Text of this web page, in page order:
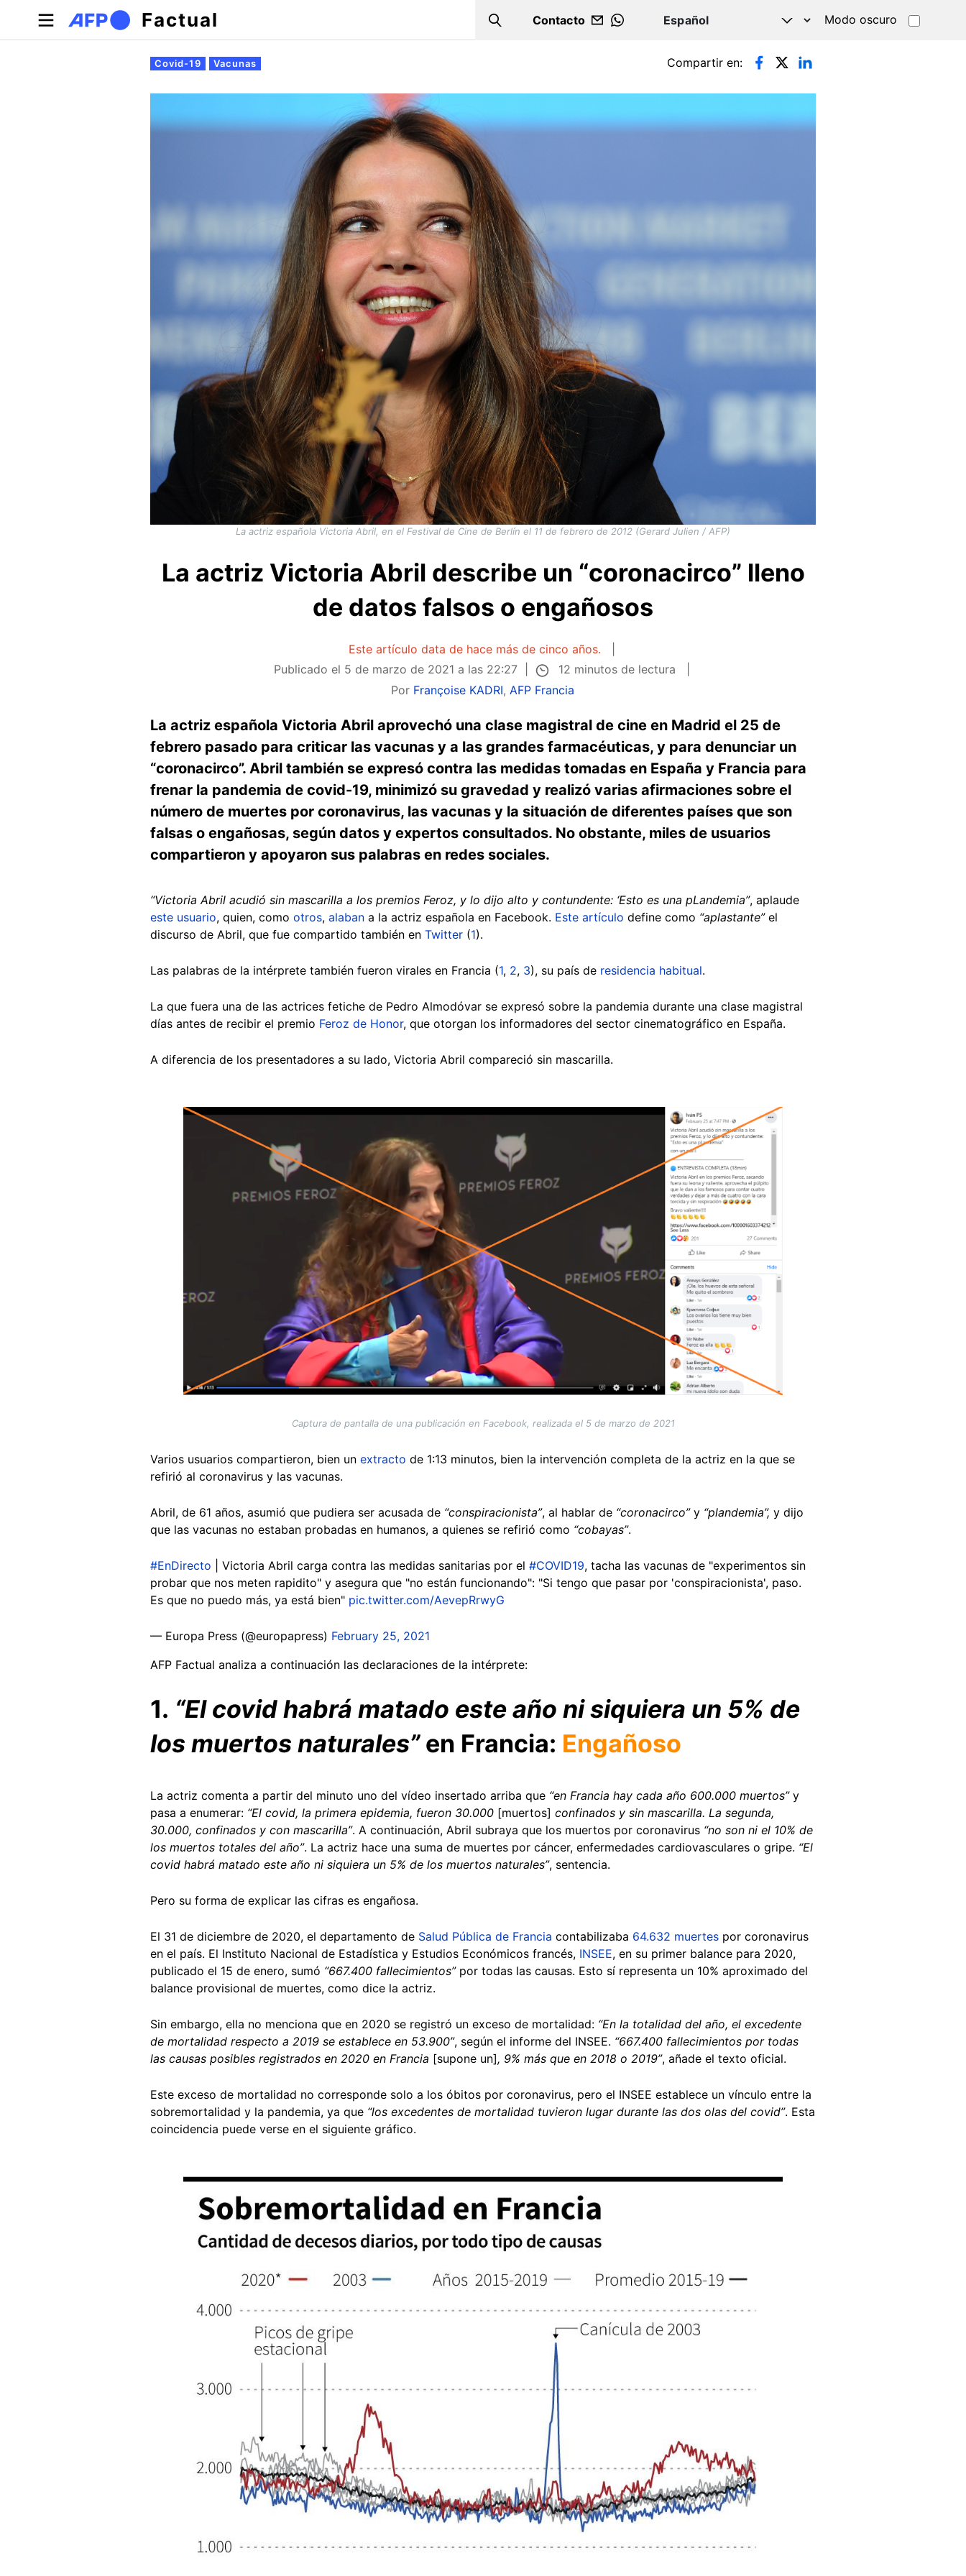
Pasar al contenido principal
Factual Search
Contacto
WHATSAPP
Modo oscuro
Solapas principales
Covid-19 Vacunas Compartir en:
La actriz española Victoria Abril, en el Festival de Cine de Berlín el 11 de febrero de 2012 (Gerard Julien / AFP)
La actriz Victoria Abril describe un “coronacirco” lleno
de datos falsos o engañosos
Este artículo data de hace más de cinco años.
Publicado el 5 de marzo de 2021 a las 22:27
12 minutos de lectura
Por Françoise KADRI, AFP Francia
La actriz española Victoria Abril aprovechó una clase magistral de cine en Madrid el 25 de
febrero pasado para criticar las vacunas y a las grandes farmacéuticas, y para denunciar un
“coronacirco”. Abril también se expresó contra las medidas tomadas en España y Francia para
frenar la pandemia de covid-19, minimizó su gravedad y realizó varias afirmaciones sobre el
número de muertes por coronavirus, las vacunas y la situación de diferentes países que son
falsas o engañosas, según datos y expertos consultados. No obstante, miles de usuarios
compartieron y apoyaron sus palabras en redes sociales.
“Victoria Abril acudió sin mascarilla a los premios Feroz, y lo dijo alto y contundente: ‘Esto es una pLandemia”, aplaude
este usuario, quien, como otros, alaban a la actriz española en Facebook. Este artículo define como “aplastante”el
discurso de Abril, que fue compartido también en Twitter (1).
Las palabras de la intérprete también fueron virales en Francia (1, 2, 3), su país de residencia habitual.
La que fuera una de las actrices fetiche de Pedro Almodóvar se expresó sobre la pandemia durante una clase magistral
días antes de recibir el premio Feroz de Honor, que otorgan los informadores del sector cinematográfico en España.
A diferencia de los presentadores a su lado, Victoria Abril compareció sin mascarilla.
Image
Captura de pantalla de una publicación en Facebook, realizada el 5 de marzo de 2021
Varios usuarios compartieron, bien un extracto de 1:13 minutos, bien la intervención completa de la actriz en la que se
refirió al coronavirus y las vacunas.
Abril, de 61 años, asumió que pudiera ser acusada de “conspiracionista”, al hablar de “coronacirco”y “plandemia”, y dijo
que las vacunas no estaban probadas en humanos, a quienes se refirió como “cobayas”.
#EnDirecto | Victoria Abril carga contra las medidas sanitarias por el #COVID19, tacha las vacunas de "experimentos sin
probar que nos meten rapidito" y asegura que "no están funcionando": "Si tengo que pasar por 'conspiracionista', paso.
Es que no puedo más, ya está bien" pic.twitter.com/AevepRrwyG
— Europa Press (@europapress) February 25, 2021
AFP Factual analiza a continuación las declaraciones de la intérprete:
1. “El covid habrá matado este año ni siquiera un 5% de
los muertos naturales”en Francia: Engañoso
La actriz comenta a partir del minuto uno del vídeo insertado arriba que “en Francia hay cada año 600.000 muertos”y
pasa a enumerar: “El covid, la primera epidemia, fueron 30.000 [muertos] confinados y sin mascarilla. La segunda,
30.000, confinados y con mascarilla”. A continuación, Abril subraya que los muertos por coronavirus “no son ni el 10% de
los muertos totales del año”. La actriz hace una suma de muertes por cáncer, enfermedades cardiovasculares o gripe. “El
covid habrá matado este año ni siquiera un 5% de los muertos naturales”, sentencia.
Pero su forma de explicar las cifras es engañosa.
El 31 de diciembre de 2020, el departamento de Salud Pública de Francia contabilizaba 64.632 muertes por coronavirus
en el país. El Instituto Nacional de Estadística y Estudios Económicos francés, INSEE, en su primer balance para 2020,
publicado el 15 de enero, sumó “667.400 fallecimientos”por todas las causas. Esto sí representa un 10% aproximado del
balance provisional de muertes, como dice la actriz.
Sin embargo, ella no menciona que en 2020 se registró un exceso de mortalidad: “En la totalidad del año, el excedente
de mortalidad respecto a 2019 se establece en 53.900”, según el informe del INSEE. “667.400 fallecimientos por todas
las causas posibles registrados en 2020 en Francia [supone un], 9% más que en 2018 o 2019”, añade el texto oficial.
Este exceso de mortalidad no corresponde solo a los óbitos por coronavirus, pero el INSEE establece un vínculo entre la
sobremortalidad y la pandemia, ya que “los excedentes de mortalidad tuvieron lugar durante las dos olas del covid”. Esta
coincidencia puede verse en el siguiente gráfico.
Image